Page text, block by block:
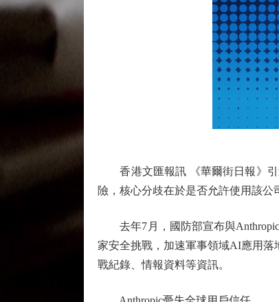
香港文匯報訊 《華爾街日報》引
險，核心分歧在於是否允許使用該公
去年7月，國防部宣布與Anthropic
家安全挑戰，加速軍事領域AI應用
戰紀錄、情報資料等資訊。